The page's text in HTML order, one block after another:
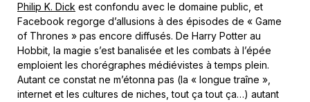
Philip K. Dick est confondu avec le domaine public, et
Facebook regorge d’allusions à des épisodes de « Game
of Thrones » pas encore diffusés. De Harry Potter au
Hobbit, la magie s’est banalisée et les combats à l’épée
emploient les chorégraphes médiévistes à temps plein.
Autant ce constat ne m’étonna pas (la « longue traîne »,
internet et les cultures de niches, tout ça tout ça…) autant